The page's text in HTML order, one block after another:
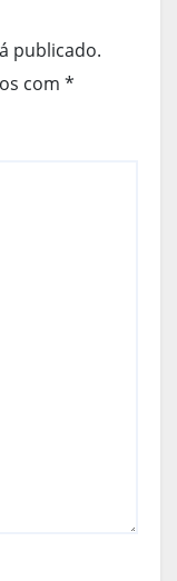
publicado.
com *